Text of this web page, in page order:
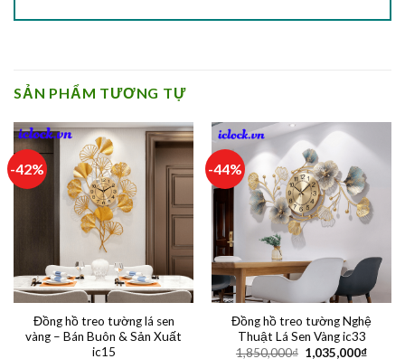
SẢN PHẨM TƯƠNG TỰ
-42%
Đồng hồ treo tường lá sen
vàng – Bán Buôn & Sản Xuất
ic15
-44%
Đồng hồ treo tường Nghệ
Thuật Lá Sen Vàng ic33
1,850,000₫ 1,035,000₫